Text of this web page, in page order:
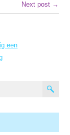
Next post →
een